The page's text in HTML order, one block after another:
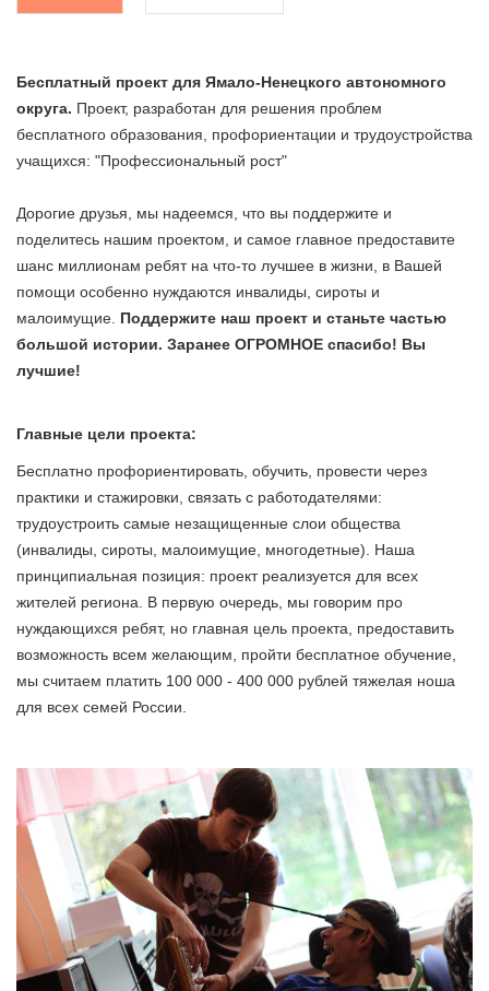
Бесплатный проект для Ямало-Ненецкого автономного
округа. Проект, разработан для решения проблем
бесплатного образования, профориентации и трудоустройства
учащихся: "Профессиональный рост"
Дорогие друзья, мы надеемся, что вы поддержите и
поделитесь нашим проектом, и самое главное предоставите
шанс миллионам ребят на что-то лучшее в жизни, в Вашей
помощи особенно нуждаются инвалиды, сироты и
малоимущие. Поддержите наш проект и станьте частью
большой истории. Заранее ОГРОМНОЕ спасибо! Вы
лучшие!
Главные цели проекта:
Бесплатно профориентировать, обучить, провести через
практики и стажировки, связать с работодателями:
трудоустроить самые незащищенные слои общества
(инвалиды, сироты, малоимущие, многодетные). Наша
принципиальная позиция: проект реализуется для всех
жителей региона. В первую очередь, мы говорим про
нуждающихся ребят, но главная цель проекта, предоставить
возможность всем желающим, пройти бесплатное обучение,
мы считаем платить 100 000 - 400 000 рублей тяжелая ноша
для всех семей России.